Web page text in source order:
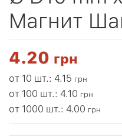
Магнит
4.20 грн
от 10 шт.: 4.15 грн
от 100 шт.: 4.10 грн
от 1000 шт.: 4.00 грн